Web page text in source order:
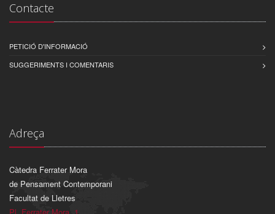
Contacte
PETICIÓ D'INFORMACIÓ
SUGGERIMENTS I COMENTARIS
Adreça
Càtedra Ferrater Mora
de Pensament Contemporani
Facultat de Lletres